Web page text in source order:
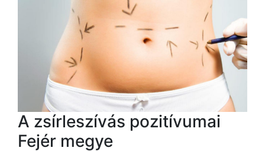
A zsírleszívás pozitívumai
Fejér megye